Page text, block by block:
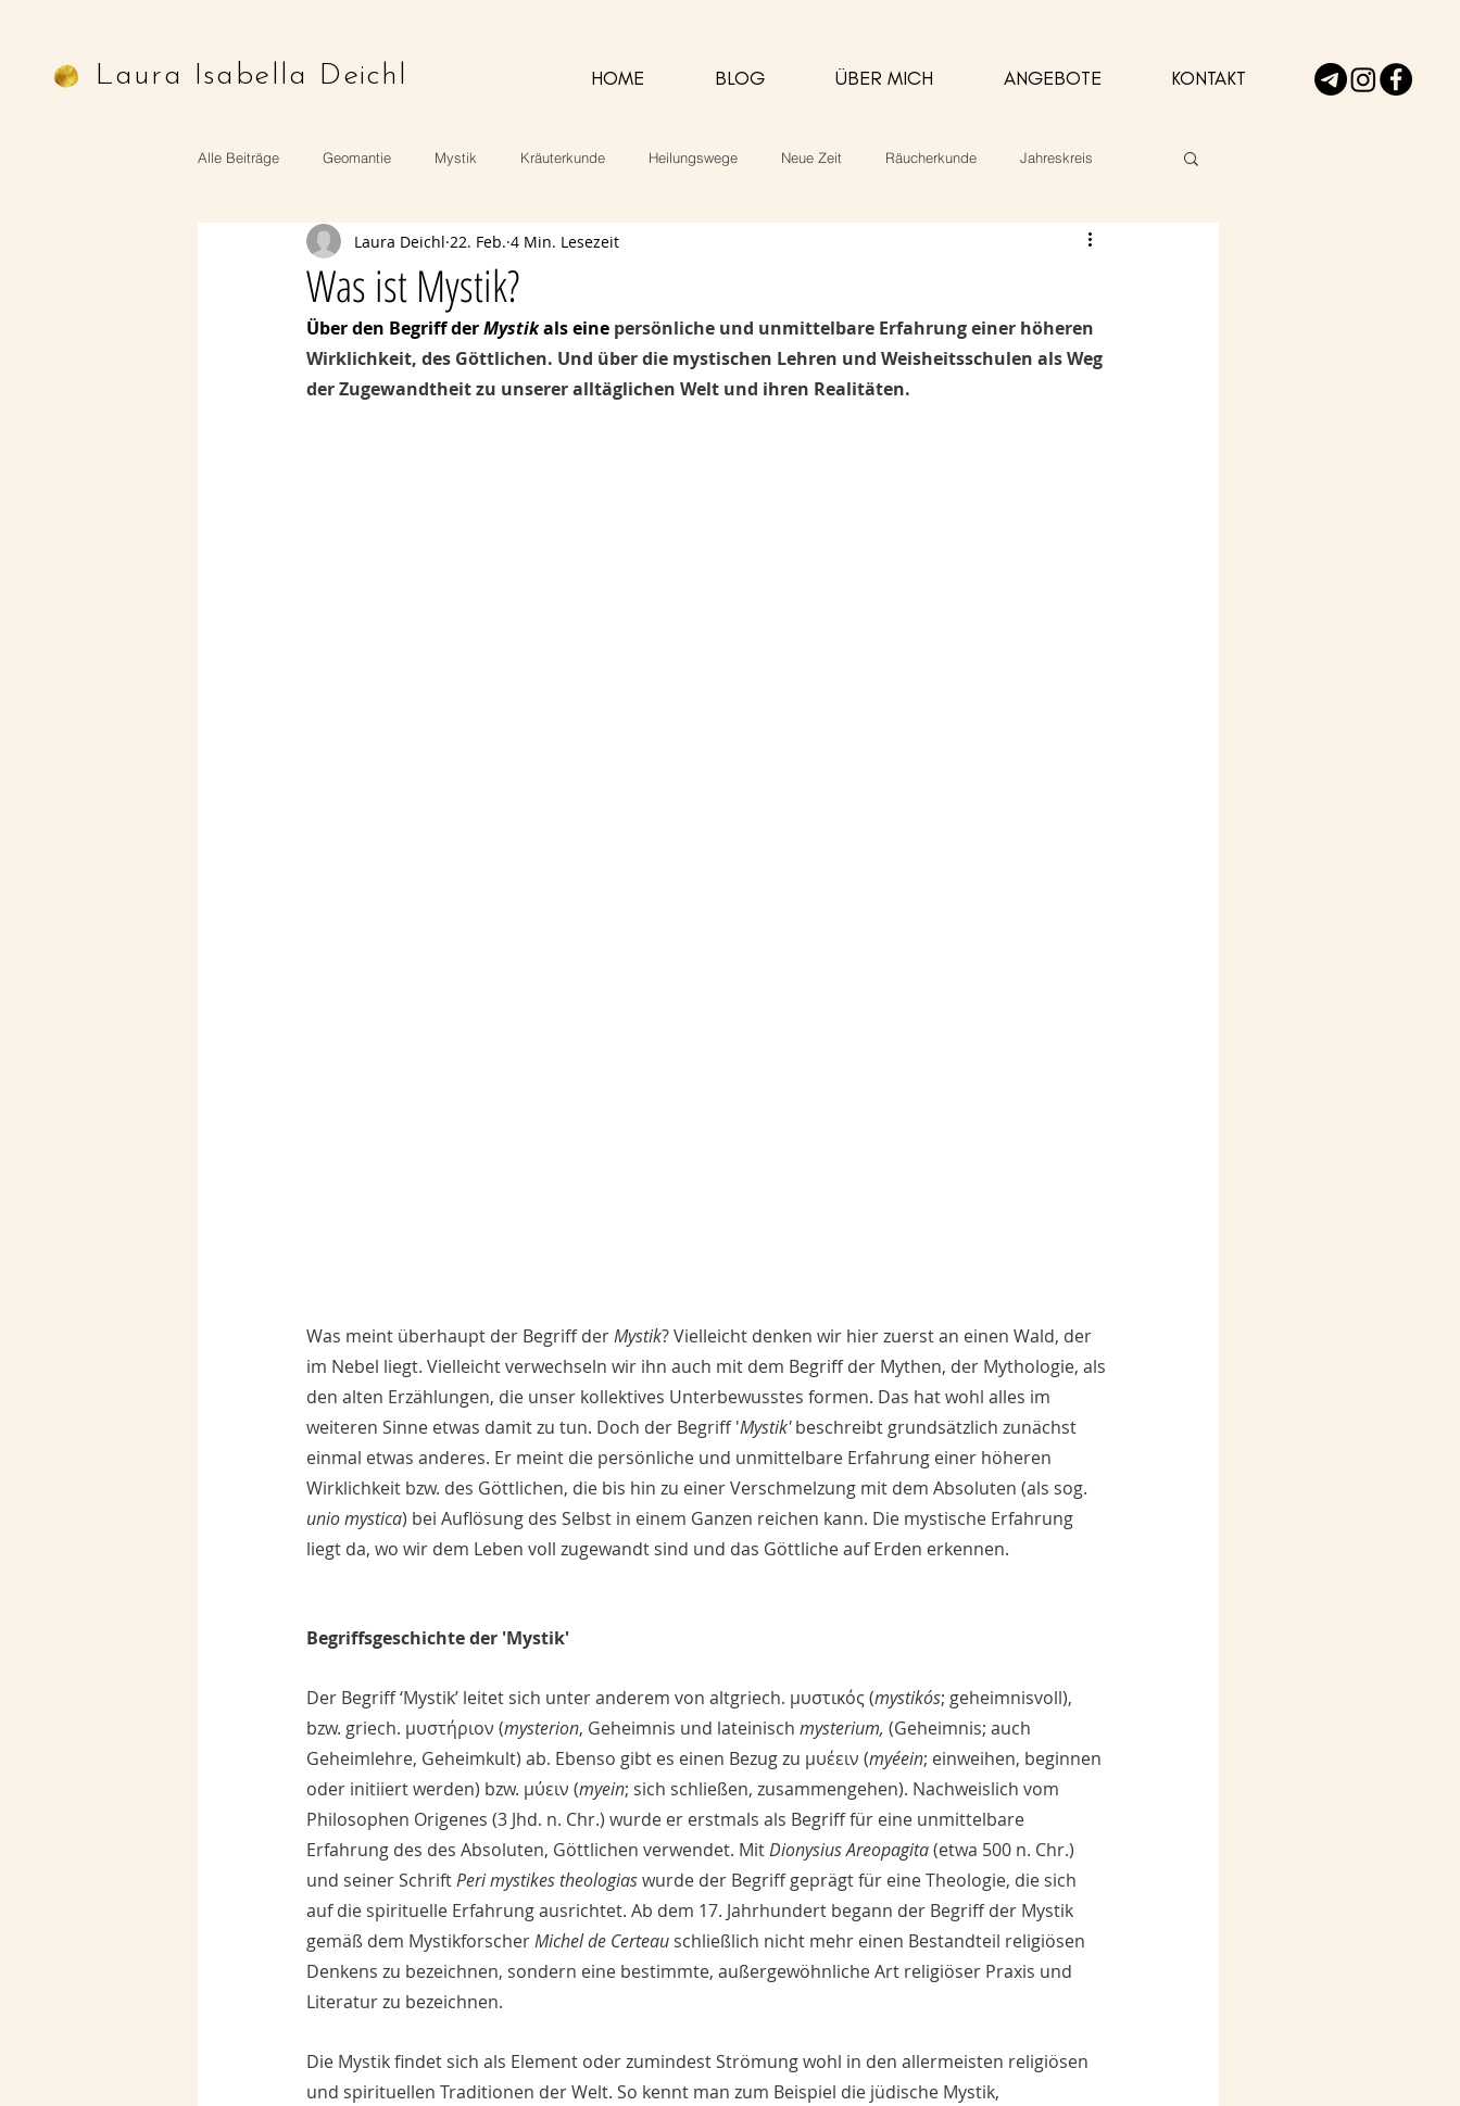
Laura Isabella Deichl HOME BLOG ÜBER MICH ANGEBOTE KONTAKT
Alle Beiträge Geomantie Mystik Kräuterkunde Heilungswege Neue Zeit Räucherkunde Jahreskreis
Mythologie Ritualarbeit Rezepte
Was ist Mystik?
Laura Deichl 22. Feb. 4 Min. Lesezeit
Über den Begriff der Mystik als eine persönliche und unmittelbare Erfahrung einer höheren
Wirklichkeit, des Göttlichen. Und über die mystischen Lehren und Weisheitsschulen als Weg
der Zugewandtheit zu unserer alltäglichen Welt und ihren Realitäten.
Was meint überhaupt der Begriff der Mystik? Vielleicht denken wir hier zuerst an einen Wald, der
im Nebel liegt. Vielleicht verwechseln wir ihn auch mit dem Begriff der Mythen, der Mythologie, als
den alten Erzählungen, die unser kollektives Unterbewusstes formen. Das hat wohl alles im
weiteren Sinne etwas damit zu tun. Doch der Begriff 'Mystik' beschreibt grundsätzlich zunächst
einmal etwas anderes. Er meint die persönliche und unmittelbare Erfahrung einer höheren
Wirklichkeit bzw. des Göttlichen, die bis hin zu einer Verschmelzung mit dem Absoluten (als sog.
unio mystica) bei Auflösung des Selbst in einem Ganzen reichen kann. Die mystische Erfahrung
liegt da, wo wir dem Leben voll zugewandt sind und das Göttliche auf Erden erkennen.
Begriffsgeschichte der 'Mystik'
Der Begriff ‘Mystik’ leitet sich unter anderem von altgriech. μυστικός (mystikós; geheimnisvoll),
bzw. griech. μυστήριον (mysterion, Geheimnis und lateinisch mysterium, (Geheimnis; auch
Geheimlehre, Geheimkult) ab. Ebenso gibt es einen Bezug zu μυέειν (myéein; einweihen, beginnen
oder initiiert werden) bzw. μύειν (myein; sich schließen, zusammengehen). Nachweislich vom
Philosophen Origenes (3 Jhd. n. Chr.) wurde er erstmals als Begriff für eine unmittelbare
Erfahrung des des Absoluten, Göttlichen verwendet. Mit Dionysius Areopagita (etwa 500 n. Chr.)
und seiner Schrift Peri mystikes theologias wurde der Begriff geprägt für eine Theologie, die sich
auf die spirituelle Erfahrung ausrichtet. Ab dem 17. Jahrhundert begann der Begriff der Mystik
gemäß dem Mystikforscher Michel de Certeau schließlich nicht mehr einen Bestandteil religiösen
Denkens zu bezeichnen, sondern eine bestimmte, außergewöhnliche Art religiöser Praxis und
Literatur zu bezeichnen.
Die Mystik findet sich als Element oder zumindest Strömung wohl in den allermeisten religiösen
und spirituellen Traditionen der Welt. So kennt man zum Beispiel die jüdische Mystik,